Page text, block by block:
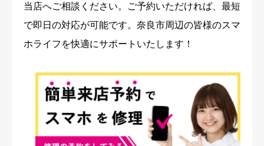
当店へご相談ください。ご予約いただければ、最短
で即日の対応が可能です。奈良市周辺の皆様のスマ
ホライフを快適にサポートいたします！